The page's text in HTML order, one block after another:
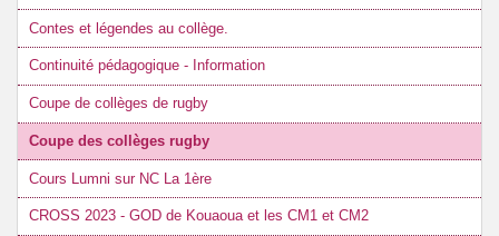
Contes et légendes au collège.
Continuité pédagogique - Information
Coupe de collèges de rugby
Coupe des collèges rugby
Cours Lumni sur NC La 1ère
CROSS 2023 - GOD de Kouaoua et les CM1 et CM2